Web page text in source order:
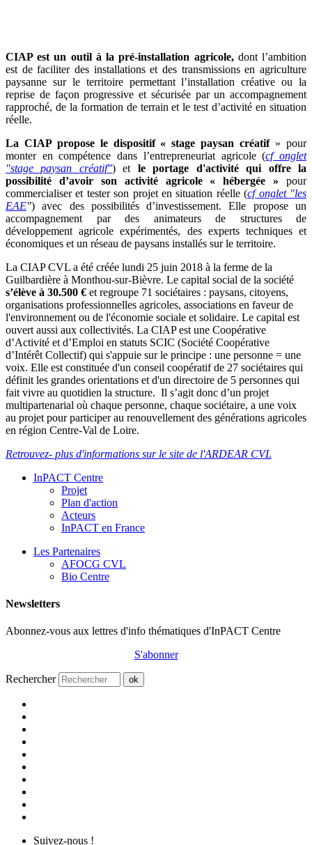
CIAP est un outil à la pré-installation agricole,dont l’ambition
est de faciliter des installations et des transmissions en agriculture
paysanne sur le territoire permettant l’installation créative ou la
reprise de façon progressive et sécurisée par un accompagnement
rapproché, de la formation de terrain et le test d’activité en situation
réelle.
La CIAP propose le dispositif « stage paysan créatif» pour
monter en compétence dans l’entrepreneuriat agricole (cf onglet
"stage paysan créatif") et le portage d'activité qui offre la
possibilité d’avoir son activité agricole « hébergée » pour
commercialiser et tester son projet en situation réelle (cf onglet "les
EAE") avec des possibilités d’investissement. Elle propose un
accompagnement par des animateurs de structures de
développement agricole expérimentés, des experts techniques et
économiques et un réseau de paysans installés sur le territoire.
La CIAP CVL a été créée lundi 25 juin 2018 à la ferme de la
Guilbardière à Monthou-sur-Bièvre. Le capital social de la société
s’élève à 30.500 € et regroupe 71 sociétaires : paysans, citoyens,
organisations professionnelles agricoles, associations en faveur de
l'environnement ou de l'économie sociale et solidaire. Le capital est
ouvert aussi aux collectivités. La CIAP est une Coopérative
d’Activité et d’Emploi en statuts SCIC (Société Coopérative
d’Intérêt Collectif) qui s'appuie sur le principe : une personne = une
voix. Elle est constituée d'un conseil coopératif de 27 sociétaires qui
définit les grandes orientations et d'un directoire de 5 personnes qui
fait vivre au quotidien la structure. Il s’agit donc d’un projet
multipartenarial où chaque personne, chaque sociétaire, a une voix
au projet pour participer au renouvellement des générations agricoles
en région Centre-Val de Loire.
Retrouvez- plus d'informations sur le site de l'ARDEAR CVL
InPACT Centre
Projet
Plan d'action
Acteurs
InPACT en France
Les Partenaires
AFOCG CVL
Bio Centre
Newsletters
Abonnez-vous aux lettres d'info thématiques d'InPACT Centre
S'abonner
Rechercher ok
Suivez-nous !